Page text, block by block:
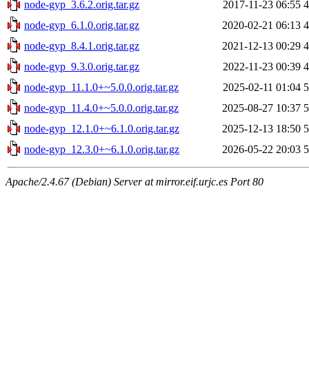
node-gyp_3.6.2.orig.tar.gz
2017-11-23 06:55
node-gyp_6.1.0.orig.tar.gz
2020-02-21 06:13
node-gyp_8.4.1.orig.tar.gz
2021-12-13 00:29
node-gyp_9.3.0.orig.tar.gz
2022-11-23 00:39
node-gyp_11.1.0+~5.0.0.orig.tar.gz
2025-02-11 01:04
node-gyp_11.4.0+~5.0.0.orig.tar.gz
2025-08-27 10:37
node-gyp_12.1.0+~6.1.0.orig.tar.gz
2025-12-13 18:50
node-gyp_12.3.0+~6.1.0.orig.tar.gz
2026-05-22 20:03
Apache/2.4.67 (Debian) Server at mirror.eif.urjc.es Port 80